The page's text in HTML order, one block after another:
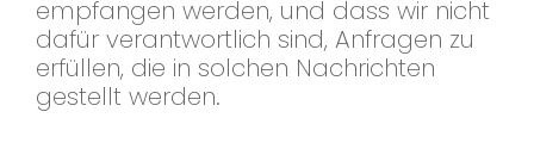
empfangen werden, und dass wir nicht
dafür verantwortlich sind, Anfragen zu
erfüllen, die in solchen Nachrichten
gestellt werden.